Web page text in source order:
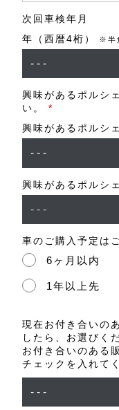
次回車検年月
年（西暦4桁）
※半
興味があるポルシ
い。 *
興味があるポルシ
興味があるポルシ
車のご購入予定は
6ヶ月以内
1年以上先
現在お付き合いの
したら、お選びく
お付き合いのある
チェックを入れて